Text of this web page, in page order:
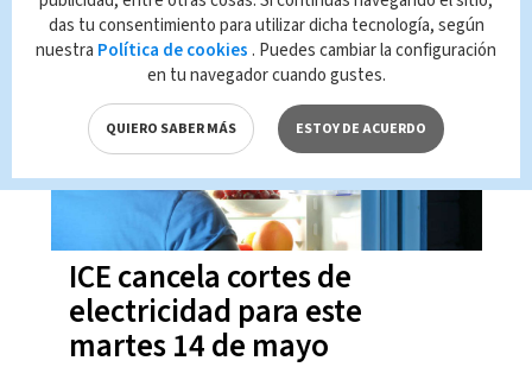
ICE cancela cortes de
electricidad para este
martes 14 de mayo
11:44 13-05-2024
das tu consentimiento para utilizar dicha tecnología, según
nuestra Política de cookies . Puedes cambiar la configuración
en tu navegador cuando gustes.
QUIERO SABER MÁS ESTOY DE ACUERDO